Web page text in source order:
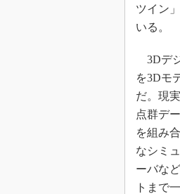
ツイン
いる。
3Dデ
を3Dモ
だ。現
点群デ
を組み
なシミ
ーバな
トまで